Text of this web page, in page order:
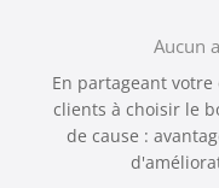
Aucun
En partageant
clients à choisir le
de cause :